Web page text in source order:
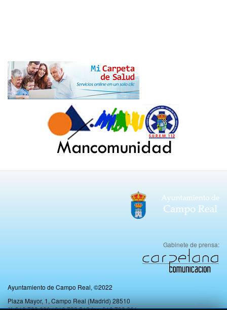
Gabinete de prensa:
Ayuntamiento de Campo Real, ©2022
Plaza Mayor, 1, Campo Real (Madrid) 28510